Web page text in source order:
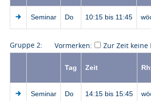
Seminar Do 10:15 bis 11:45
Gruppe 2: Vormerken: Zur Zeit keine
Tag Zeit
Seminar Do 14:15 bis 15:45